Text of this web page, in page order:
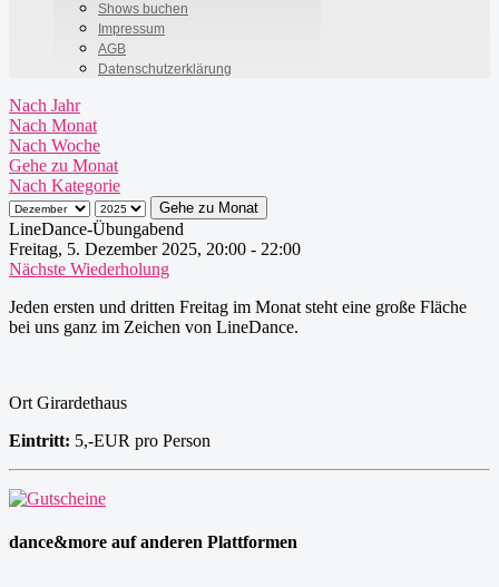
Shows buchen
Impressum
AGB
Datenschutzerklärung
Nach Jahr
Nach Monat
Nach Woche
Gehe zu Monat
Nach Kategorie
Gehe zu Monat
LineDance-Übungabend
Freitag, 5. Dezember 2025, 20:00 - 22:00
Nächste Wiederholung
Jeden ersten und dritten Freitag im Monat steht eine große Fläche
bei uns ganz im Zeichen von LineDance.
Ort Girardethaus
Eintritt: 5,-EUR pro Person
dance&more auf anderen Plattformen